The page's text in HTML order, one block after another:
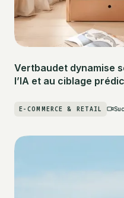
Vertbaudet dynamise
l’IA et au ciblage
E-COMMERCE & RETAIL